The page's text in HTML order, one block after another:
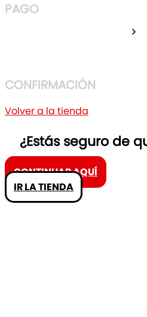
PAGO
CONFIRMACIÓN
Volver a la tienda
¿Estás seguro de
CONTINUAR AQUÍ
IR LA TIENDA